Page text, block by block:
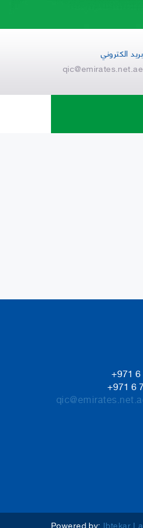
بريد الكتروني
qic@emirates.net.ae
+971
+971 6
Powered by: Ibtekar